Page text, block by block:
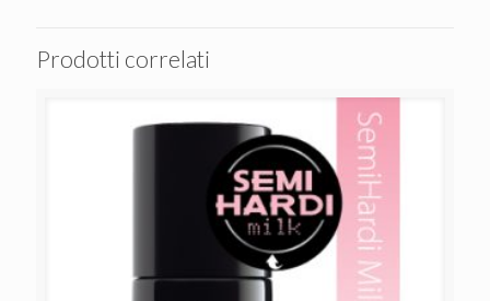
Prodotti correlati